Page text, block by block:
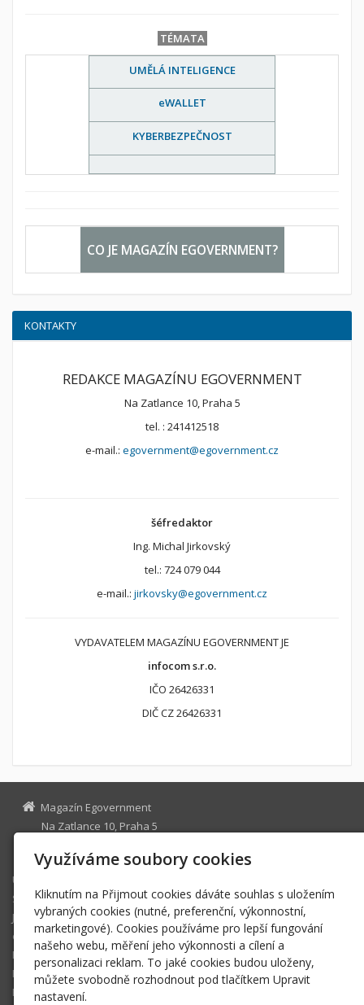
TÉMATA
UMĚLÁ INTELIGENCE
eWALLET
KYBERBEZPEČNOST
CO JE MAGAZÍN EGOVERNMENT?
KONTAKTY
REDAKCE MAGAZÍNU EGOVERNMENT
Na Zatlance 10, Praha 5
tel. : 241412518
e-mail.: egovernment@egovernment.cz
šéfredaktor
Ing. Michal Jirkovský
tel.: 724 079 044
e-mail.: jirkovsky@egovernment.cz
VYDAVATELEM MAGAZÍNU EGOVERNMENT JE
infocom s.r.o.
IČO 26426331
DIČ CZ 26426331
Magazín Egovernment
Na Zatlance 10, Praha 5
egovernment@egovernment.cz
Úvodní stránka
STUDIO
JIHLAVA
eOSOBNOST
ROK INFORMATIKY
MIKULOV
EGOVERNMENT THE BEST
Využíváme soubory cookies
Kliknutím na Přijmout cookies dáváte souhlas s uložením
vybraných cookies (nutné, preferenční, výkonnostní,
marketingové). Cookies používáme pro lepší fungování
našeho webu, měření jeho výkonnosti a cílení a
personalizaci reklam. To jaké cookies budou uloženy,
můžete svobodně rozhodnout pod tlačítkem Upravit
nastavení.